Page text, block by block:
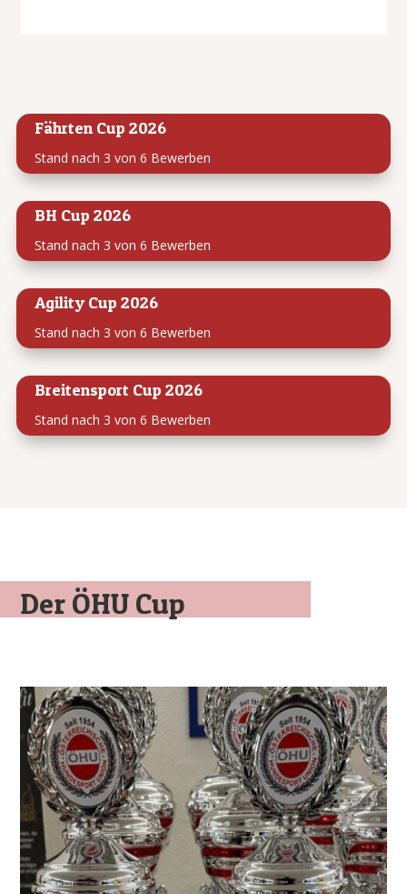
Fährten Cup 2026
Stand nach 3 von 6 Bewerben
BH Cup 2026
Stand nach 3 von 6 Bewerben
Agility Cup 2026
Stand nach 3 von 6 Bewerben
Breitensport Cup 2026
Stand nach 3 von 6 Bewerben
Der ÖHU Cup